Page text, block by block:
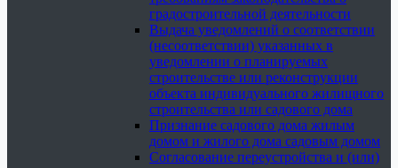
градостроительной деятельности
Выдача уведомлений о соответствии
(несоответствии) указанных в
уведомлении о планируемых
строительстве или реконструкции
объекта индивидуального жилищного
строительства или садового дома
Признание садового дома жилым
домом и жилого дома садовым домом
Согласование переустройства и (или)